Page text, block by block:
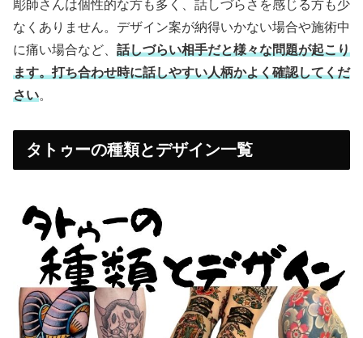
彫師さんは個性的な方も多く、話しづらさを感じる方も少
なくありません。デザイン案が納得いかない場合や施術中
に痛い場合など、 話しづらい相手だと様々な問題が起こり
ます。打ち合わせ時に話しやすい人柄かよく確認してくだ
さい。
タトゥーの種類とデザイン一覧